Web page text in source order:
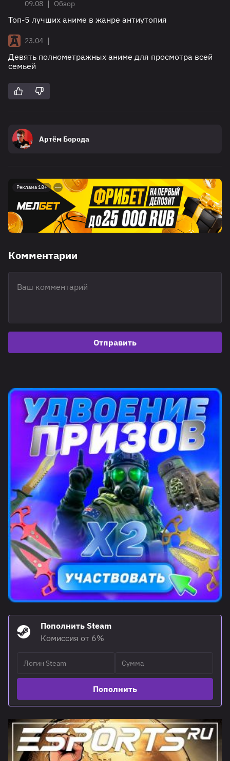
09.08 | Обзор
Топ-5 лучших аниме в жанре антиутопия
23.04 |
Девять полнометражных аниме для просмотра всей
семьей
Артём Борода
Реклама 18+
Комментарии
Отправить
Пополнить Steam
Комиссия от 6%
Пополнить